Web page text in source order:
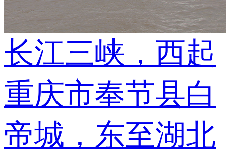
长江三峡，西起
重庆市奉节县白
帝城，东至湖北